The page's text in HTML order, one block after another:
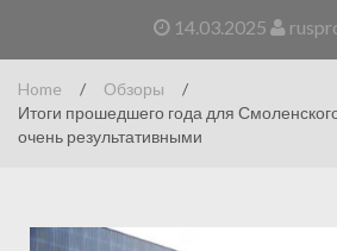
14.03.2025
Home / Обзоры
/
Итоги прошедшего года для
очень результативными